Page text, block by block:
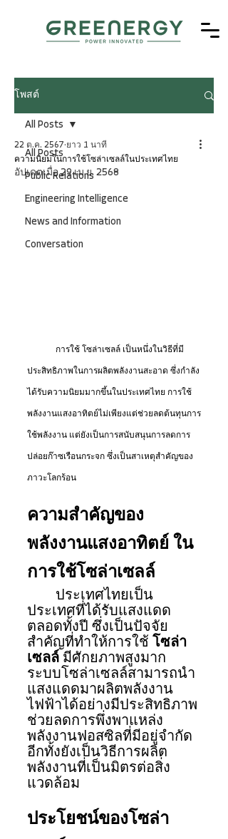
โพสต์
All Posts
Public Relations
Engineering Intelligence
News and Information
Conversation
All Posts
ความนิยมในการใช้โซล่าเซลล์ในประเทศไทย
22 ต.ค. 2567 ยาว 1 นาที
อัปเดตเมื่อ29 เม.ย. 2568
ประสิทธิภาพในการผลิตพลังงานสะอาด ซึ่งกำลัง
ได้รับความนิยมมากขึ้นในประเทศไทย การใช้
พลังงานแสงอาทิตย์ไม่เพียงแต่ช่วยลดต้นทุนการ
ใช้พลังงาน แต่ยังเป็นการสนับสนุนการลดการ
ปล่อยก๊าซเรือนกระจก ซึ่งเป็นสาเหตุสำคัญของ
ภาวะโลกร้อน
ความสำคัญของ
พลังงานแสงอาทิตย์ ใน
การใช้โซล่าเซลล์
ประเทศไทยเป็น
ประเทศที่ได้รับแสงแดด
ตลอดทั้งปี ซึ่งเป็นปัจจัย
สำคัญที่ทำให้การใช้ โซล่า
เซลล์ มีศักยภาพสูงมาก
ระบบโซล่าเซลล์สามารถนำ
แสงแดดมาผลิตพลังงาน
ไฟฟ้าได้อย่างมีประสิทธิภาพ
ช่วยลดการพึ่งพาแหล่ง
พลังงานฟอสซิลที่มีอยู่จำกัด
อีกทั้งยังเป็นวิธีการผลิต
พลังงานที่เป็นมิตรต่อสิ่ง
แวดล้อม
ประโยชน์ของโซล่า